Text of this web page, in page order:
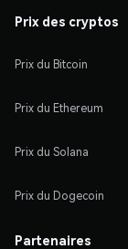
Prix des cryptos
Prix du Bitcoin
Prix du Ethereum
Prix du Solana
Prix du Dogecoin
Partenaires